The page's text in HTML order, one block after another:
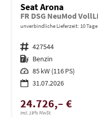
Seat Arona
FR DSG NeuMod
unverbindliche Lieferzeit: 10 Tage
Fahrzeugnr. 427544
Kraftstoff Benzin
Leistung 85 kW (116 PS)
31.07.2026
24.726,– €
incl. 19% MwSt.